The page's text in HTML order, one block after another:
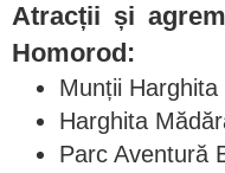
Atracții și
Homorod:
Munții Harghita
Harghita
Parc Aventură